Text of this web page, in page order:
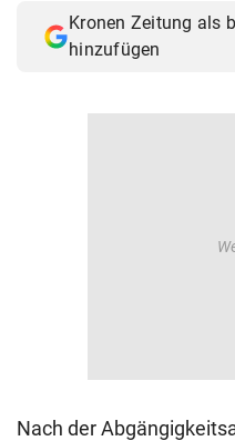
Kronen Zeitung als
hinzufügen
Nach der